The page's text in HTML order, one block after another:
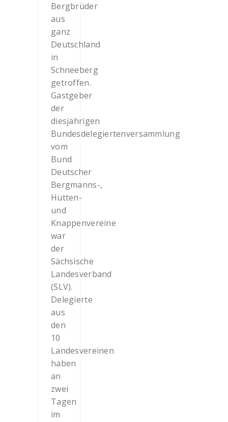
Bergbrüder
aus
ganz
Deutschland
in
Schneeberg
getroffen.
Gastgeber
der
diesjährigen
Bundesdelegiertenversammlung
vom
Bund
Deutscher
Bergmanns-,
Hütten-
und
Knappenvereine
war
der
Sächsische
Landesverband
(SLV).
Delegierte
aus
den
10
Landesvereinen
haben
an
zwei
Tagen
im